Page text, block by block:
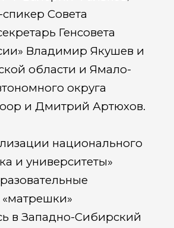
Совета
Генсовета
Владимир Якушев и
области и Ямало-
округа
и Дмитрий Артюхов.
национального
и университеты»
в Западно-Сибирский